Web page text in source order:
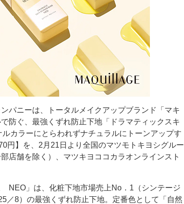
パニーは、トータルメイクアップブランド「マキ
防ぐ、最強くずれ防止下地「ドラマティックスキ
カラーにとらわれずナチュラルにトーンアップす
】を、2月21日より全国のマツモトキヨシグルー
店舗を除く）、マツキヨココカラオンラインスト
」は、化粧下地市場売上No．1（シンテージ
8）の最強くずれ防止下地。定番色として「自然